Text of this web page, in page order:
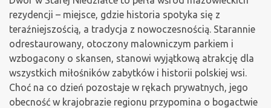
rezydencji – miejsce, gdzie historia spotyka się z
teraźniejszością, a tradycja z nowoczesnością. Starannie
odrestaurowany, otoczony malowniczym parkiem i
wzbogacony o skansen, stanowi wyjątkową atrakcję dla
wszystkich miłośników zabytków i historii polskiej wsi.
Choć na co dzień pozostaje w rękach prywatnych, jego
obecność w krajobrazie regionu przypomina o bogactwie